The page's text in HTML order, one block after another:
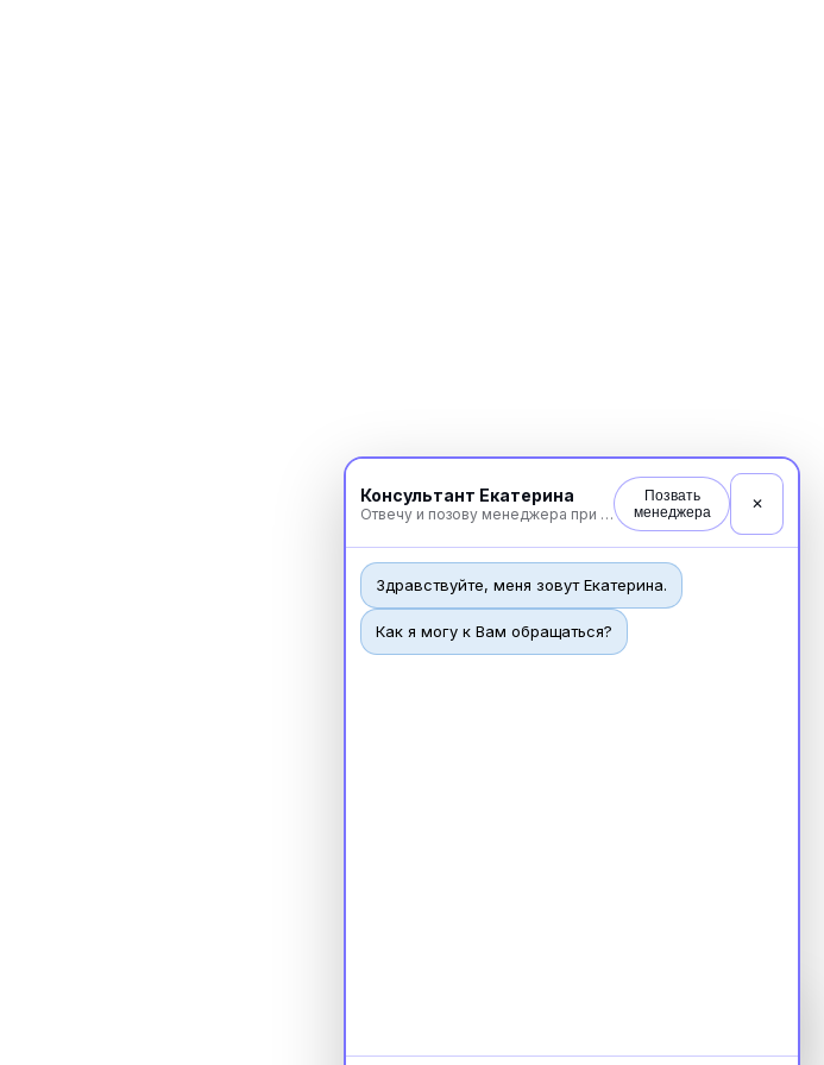
Консультант Екатерина
Отвечу и позову менеджера при необходимости
Позвать
менеджера
✕
Здравствуйте, меня зовут Екатерина.
Как я могу к Вам обращаться?